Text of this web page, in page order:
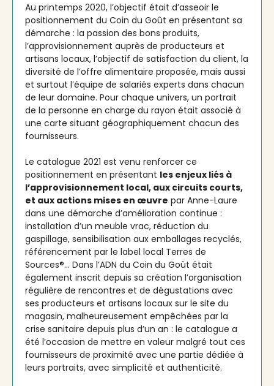
Au printemps 2020, l’objectif était d’asseoir le
positionnement du Coin du Goût en présentant sa
démarche : la passion des bons produits,
l’approvisionnement auprès de producteurs et
artisans locaux, l’objectif de satisfaction du client, la
diversité de l’offre alimentaire proposée, mais aussi
et surtout l’équipe de salariés experts dans chacun
de leur domaine. Pour chaque univers, un portrait
de la personne en charge du rayon était associé à
une carte situant géographiquement chacun des
fournisseurs.
Le catalogue 2021 est venu renforcer ce
positionnement en présentant les enjeux liés à
l’approvisionnement local, aux circuits courts,
et aux actions mises en œuvre par Anne-Laure
dans une démarche d’amélioration continue :
installation d’un meuble vrac, réduction du
gaspillage, sensibilisation aux emballages recyclés,
référencement par le label local Terres de
Sources®… Dans l’ADN du Coin du Goût était
également inscrit depuis sa création l’organisation
régulière de rencontres et de dégustations avec
ses producteurs et artisans locaux sur le site du
magasin, malheureusement empêchées par la
crise sanitaire depuis plus d’un an : le catalogue a
été l’occasion de mettre en valeur malgré tout ces
fournisseurs de proximité avec une partie dédiée à
leurs portraits, avec simplicité et authenticité.